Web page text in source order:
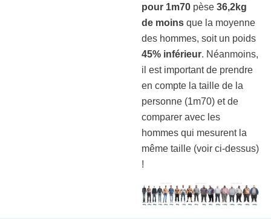
pour 1m70 pèse 36,2kg
de moins que la moyenne
des hommes, soit un poids
45% inférieur. Néanmoins,
il est important de prendre
en compte la taille de la
personne (1m70) et de
comparer avec les
hommes qui mesurent la
même taille (voir ci-dessus)
!